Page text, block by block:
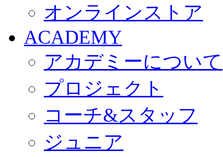
オンラインストア
ACADEMY
アカデミーについて
プロジェクト
コーチ&スタッフ
ジュニア